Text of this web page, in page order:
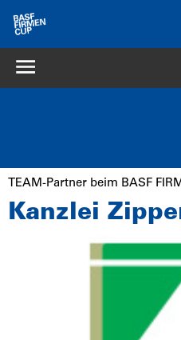
TEAM-Partner beim BASF
Kanzlei